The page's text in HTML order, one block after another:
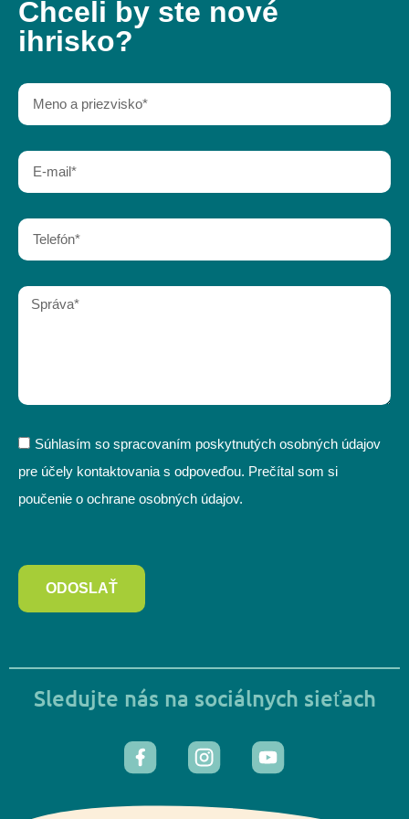
Chceli by ste nové
ihrisko?
Súhlasím so spracovaním poskytnutých osobných údajov
pre účely kontaktovania s odpoveďou. Prečítal som si
poučenie o ochrane osobných údajov.
ODOSLAŤ
Sledujte nás na sociálnych sieťach